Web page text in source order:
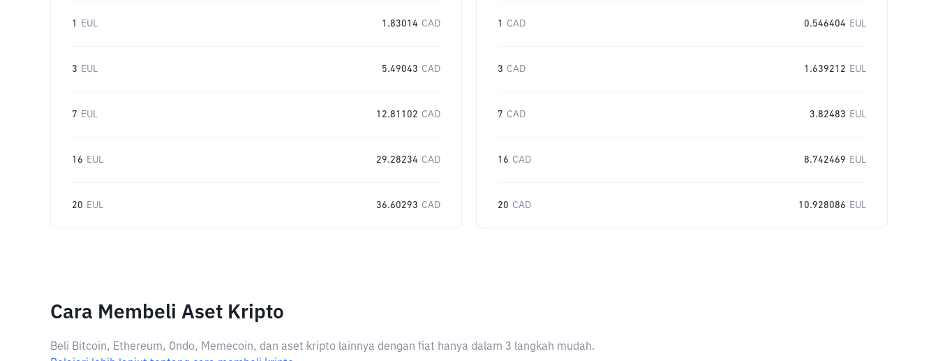
1 EUL 1.83014 CAD
3 EUL 5.49043 CAD
7 EUL 12.81102 CAD
16 EUL 29.28234 CAD
20 EUL 36.60293 CAD
1 CAD 0.546404 EUL
3 CAD 1.639212 EUL
7 CAD 3.82483 EUL
16 CAD 8.742469 EUL
20 CAD 10.928086 EUL
Cara Membeli Aset Kripto
Beli Bitcoin, Ethereum, Ondo, Memecoin, dan aset kripto lainnya dengan fiat hanya dalam 3 langkah mudah.